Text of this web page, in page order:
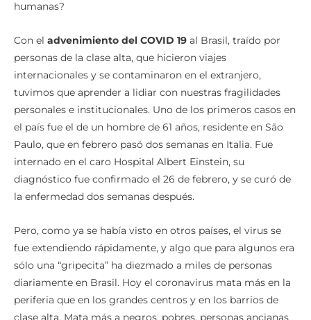
humanas?
Con el advenimiento del COVID 19 al Brasil, traído por
personas de la clase alta, que hicieron viajes
internacionales y se contaminaron en el extranjero,
tuvimos que aprender a lidiar con nuestras fragilidades
personales e institucionales. Uno de los primeros casos en
el país fue el de un hombre de 61 años, residente en São
Paulo, que en febrero pasó dos semanas en Italia. Fue
internado en el caro Hospital Albert Einstein, su
diagnóstico fue confirmado el 26 de febrero, y se curó de
la enfermedad dos semanas después.
Pero, como ya se había visto en otros países, el virus se
fue extendiendo rápidamente, y algo que para algunos era
sólo una “gripecita” ha diezmado a miles de personas
diariamente en Brasil. Hoy el coronavirus mata más en la
periferia que en los grandes centros y en los barrios de
clase alta. Mata más a negros, pobres, personas ancianas